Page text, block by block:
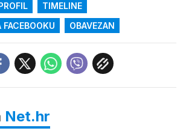
TIMELINE
OBAVEZAN
Net.hr